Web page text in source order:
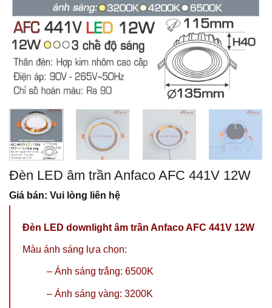
Đèn LED âm trần Anfaco AFC 441V 12W
Giá bán: Vui lòng liên hệ
Đèn LED downlight âm trần Anfaco AFC 441V 12W
Màu ánh sáng lựa chọn:
– Ánh sáng trắng: 6500K
– Ánh sáng vàng: 3200K